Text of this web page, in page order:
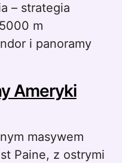
– strategia
m
i panoramy
Ameryki
masywem
Paine, z ostrymi